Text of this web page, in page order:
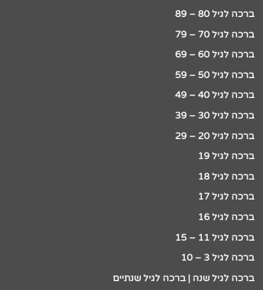
ברכה לגיל 80 – 89
ברכה לגיל 70 – 79
ברכה לגיל 60 – 69
ברכה לגיל 50 – 59
ברכה לגיל 40 – 49
ברכה לגיל 30 – 39
ברכה לגיל 20 – 29
ברכה לגיל 19
ברכה לגיל 18
ברכה לגיל 17
ברכה לגיל 16
ברכה לגיל 11 – 15
ברכה לגיל 3 – 10
ברכה לגיל שנה | ברכה לגיל שנתיים